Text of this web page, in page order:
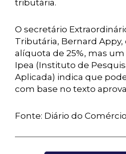
tributária.
O secretário
Tributária, Bernard
alíquota de 25%, mas
Ipea (Instituto de
Aplicada) indica que
com base no texto
Fonte: Diário do Comércio